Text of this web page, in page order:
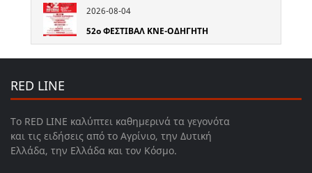
2026-08-04
52o ΦΕΣΤΙΒΑΛ ΚΝΕ-ΟΔΗΓΗΤΗ
RED LINE
Το RED LINE καλύπτει καθημερινά τα γεγονότα
και τις ειδήσεις από το Αγρίνιο, την Δυτική
Ελλάδα, την Ελλάδα και τον Κόσμο.